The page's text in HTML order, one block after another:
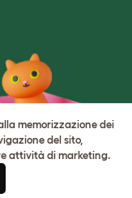
memorizzazione dei
del sito,
attività di marketing.